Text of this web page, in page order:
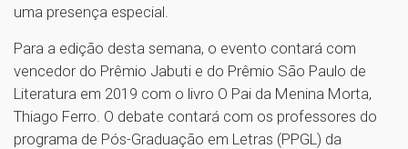
uma presença especial.
Para a edição desta semana, o evento contará com
vencedor do Prêmio Jabuti e do Prêmio São Paulo de
Literatura em 2019 com o livro O Pai da Menina Morta,
Thiago Ferro. O debate contará com os professores do
programa de Pós-Graduação em Letras (PPGL) da